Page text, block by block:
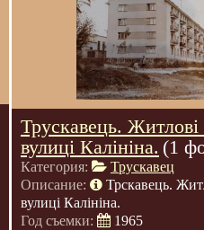
Трускавець.
вулиці Калініна. (1
Категория:
Трускавец
Описание:
Трскавець.
вулиці Калініна.
Год съемки:
1965